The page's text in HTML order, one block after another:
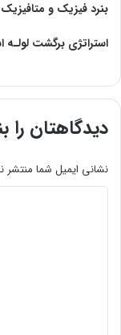
بنرد فیزیک و متافیزیک
استراتژی برگش‍‍ت لولـه
دیدگاهتان را
نشانی ایمیل شما منتشر